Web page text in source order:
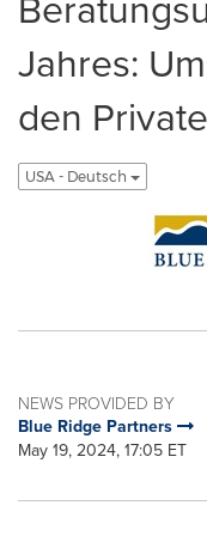
Jahres:
den
USA - Deutsch
NEWS PROVIDED BY
Blue Ridge Partners
May 19, 2024, 17:05 ET